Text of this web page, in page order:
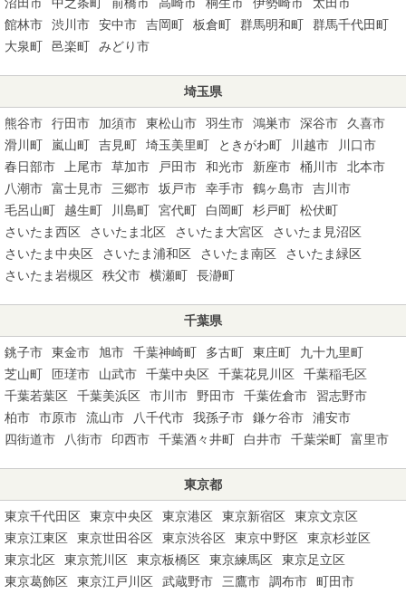
館林市
渋川市 安中市 吉岡町 板倉町 群馬明和町
群馬千代田町
大泉町
邑楽町 みどり市
埼玉県
熊谷市 行田市 加須市 東松山市 羽生市 鴻巣市 深谷市
久喜市
滑川町
嵐山町 吉見町 埼玉美里町 ときがわ町 川越市
川口市
春日部市
上尾市 草加市 戸田市 和光市 新座市 桶川市
北本市
八潮市
富士見市 三郷市 坂戸市 幸手市 鶴ヶ島市
吉川市
毛呂山町
越生町 川島町 宮代町 白岡町 杉戸町
松伏町
さいたま西区
さいたま北区 さいたま大宮区
さいたま見沼区
さいたま中央区
さいたま浦和区 さいたま南区
さいたま緑区
さいたま岩槻区
秩父市 横瀬町 長瀞町
千葉県
銚子市 東金市 旭市 千葉神崎町 多古町 東庄町
九十九里町
芝山町
匝瑳市 山武市 千葉中央区 千葉花見川区
千葉稲毛区
千葉若葉区
千葉美浜区 市川市 野田市 千葉佐倉市
習志野市
柏市
市原市 流山市 八千代市 我孫子市 鎌ケ谷市
浦安市
四街道市
八街市 印西市 千葉酒々井町 白井市 千葉栄町 富里市
東京都
東京千代田区 東京中央区 東京港区 東京新宿区
東京文京区
東京江東区
東京世田谷区 東京渋谷区 東京中野区
東京杉並区
東京北区
東京荒川区 東京板橋区 東京練馬区
東京足立区
東京葛飾区
東京江戸川区 武蔵野市 三鷹市 調布市
町田市